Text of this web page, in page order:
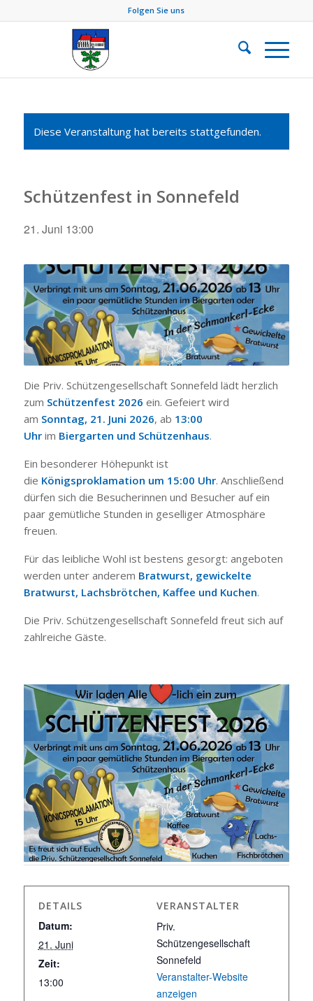
Folgen Sie uns
Diese Veranstaltung hat bereits stattgefunden.
Schützenfest in Sonnefeld
21. Juni 13:00
Die Priv. Schützengesellschaft Sonnefeld lädt herzlich
zum Schützenfest 2026 ein. Gefeiert wird
am Sonntag, 21. Juni 2026, ab 13:00
Uhrim Biergarten und Schützenhaus.
Ein besonderer Höhepunkt ist
die Königsproklamation um 15:00 Uhr. Anschließend
dürfen sich die Besucherinnen und Besucher auf ein
paar gemütliche Stunden in geselliger Atmosphäre
freuen.
Für das leibliche Wohl ist bestens gesorgt: angeboten
werden unter anderem Bratwurst, gewickelte
Bratwurst, Lachsbrötchen, Kaffee und Kuchen.
Die Priv. Schützengesellschaft Sonnefeld freut sich auf
zahlreiche Gäste.
DETAILS
Datum:
21. Juni
Zeit:
13:00
VERANSTALTER
Priv.
Schützengesellschaft
Sonnefeld
Veranstalter-Website
anzeigen